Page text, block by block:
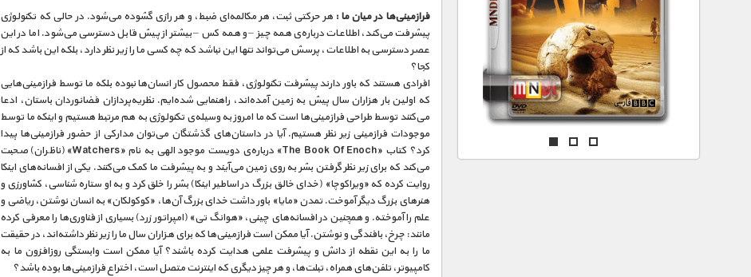
فرازمینی‌ها در میان ما : هر حرکتی ثبت، هر مکالمه‌ای ضبط، و هر رازی گشوده می‌شود. در حالی که تکنولوژی
پیشرفت می‌کند، اطلاعات درباره‌ی همه چیز – و همه کس – بیشتر از پیش قابل دسترسی می‌شود. اما در این
عصر دسترسی به اطلاعات، پرسش می‌تواند تنها این نباشد که چه کسی ما را زیر نظر دارد، بلکه این باشد که از
کجا؟
افرادی هستند که باور دارند پیشرفت تکنولوژی، فقط محصول کار انسان‌ها نبوده بلکه ما توسط فرازمینی‌هایی
که اولین بار هزاران سال پیش به زمین آمده‌اند، راهنمایی شده‌ایم. نظریه‌پردازان فضانوردان باستان، ادعا
می‌کنند توسط طراحی فرازمینی‌ها است که ما امروز به وسیله‌ی تکنولوژی به هم مرتبط هستیم و اینکه ما توسط
موجودات فرازمینی زیر نظر هستیم. آیا در داستان‌های گذشتگان می‌توان مدارکی از حضور فرازمینی‌ها پیدا
کرد؟ کتاب «The Book Of Enoch» درباره‌ی دویست موجود الهی به نام «Watchers» (ناظران) صحبت
می‌کند که برای زیر نظر گرفتن بشر به روی زمین می‌آیند و به پیشرفت ما کمک می‌کنند. یکی از افسانه‌های اینکا
روایت کرده که «ویراکوچا» (خدای خالق بزرگ در اساطیر اینکا) بشر را خلق کرد و به او ستاره شناسی، کشاورزی و
هنرهای بزرگ دیگر آموخت. تمدن «مایا» باور داشت خدای بزرگ آن‌ها، «کوکولکان» به انسان نوشتن، ریاضی و
علم را آموخته. و همچنین در افسانه‌های چینی، «هوانگ تی» (امپراتور زرد) بسیاری از فناوری‌ها را معرفی کرده
مانند: چرخ، بافندگی و نوشتن. آیا ممکن است فرازمینی‌ها که برای هزاران سال ما را زیر نظر داشته‌اند، در حقیقت
ما را به این نقطه از دانش و پیشرفت علمی هدایت کرده باشند؟ آیا ممکن است وابستگی روزافزون ما به
کامپیوتر، تلفن‌های همراه، تبلت‌ها، و هر چیز دیگری که اینترنت متصل است، اختراع فرازمینی‌ها بوده باشد؟